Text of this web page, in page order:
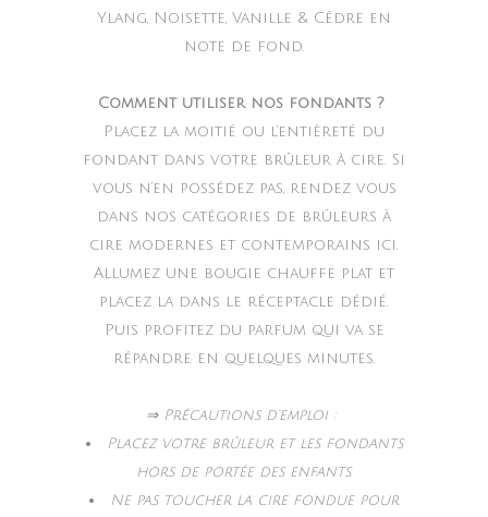
Ylang, Noisette, Vanille & Cèdre en
note de fond.
Comment utiliser nos fondants ?
Placez la moitié ou l’entièreté du
fondant dans votre brûleur à cire. Si
vous n’en possédez pas, rendez vous
dans nos catégories de brûleurs à
cire modernes et contemporains ici.
Allumez une bougie chauffe plat et
placez la dans le réceptacle dédié.
Puis profitez du parfum qui va se
répandre en quelques minutes.
⇒ Précautions d’emploi :
Placez votre brûleur et les fondants
hors de portée des enfants.
Ne pas toucher la cire fondue pour